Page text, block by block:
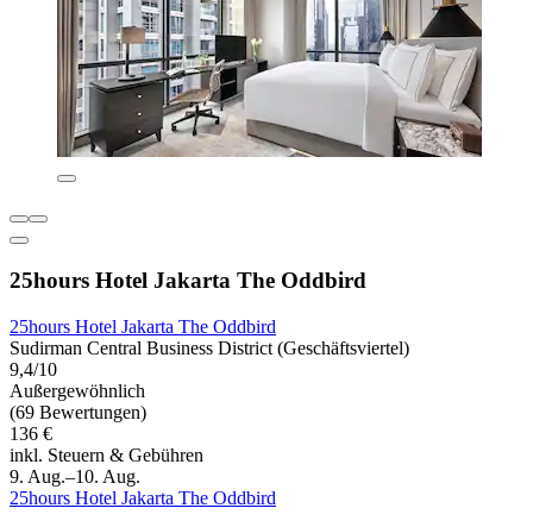
25hours Hotel Jakarta The Oddbird
25hours Hotel Jakarta The Oddbird
Sudirman Central Business District (Geschäftsviertel)
9,4/10
Außergewöhnlich
(69 Bewertungen)
136 €
inkl. Steuern & Gebühren
9. Aug.–10. Aug.
25hours Hotel Jakarta The Oddbird